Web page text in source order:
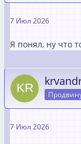
7 Июл 2026
Я понял, ну что
7 Июл 2026